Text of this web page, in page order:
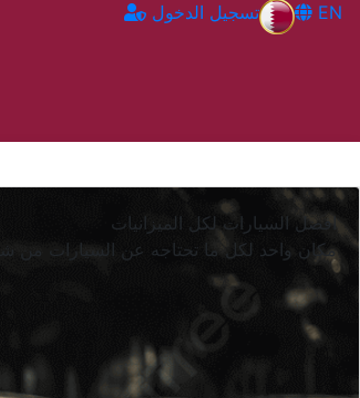
تسجيل الدخول EN
افضل السيارات لكل الميزانيات
مكان واحد لكل ما تحتاجه عن السيارات من